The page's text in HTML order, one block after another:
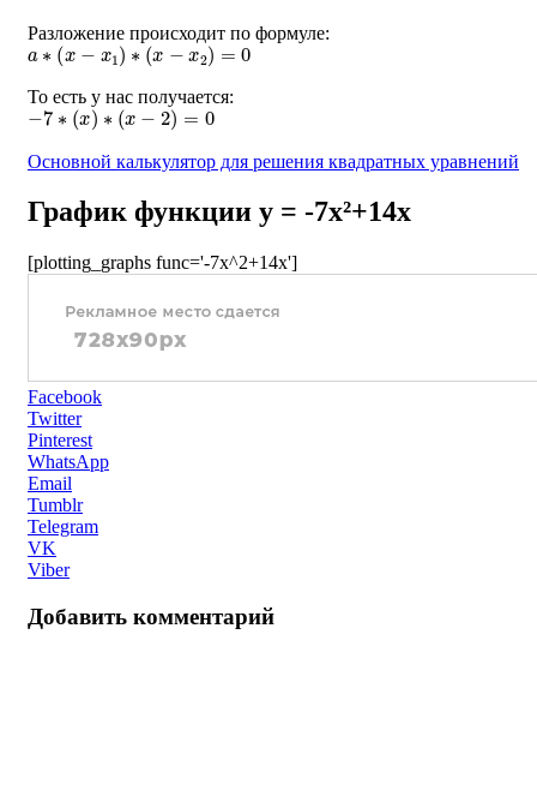
Разложение происходит по формуле:
a ∗(x−x1)∗ (x−x2)=0
То есть у нас получается:
−7∗(x)∗(x−2)=0
Основной калькулятор для решения квадратных уравнений
График функции y = -7x²+14x
[plotting_graphs func='-7x^2+14x']
Facebook
Twitter
Pinterest
WhatsApp
Email
Tumblr
Telegram
VK
Viber
Добавить комментарий